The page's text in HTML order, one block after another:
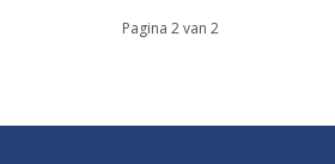
Pagina 2 van 2